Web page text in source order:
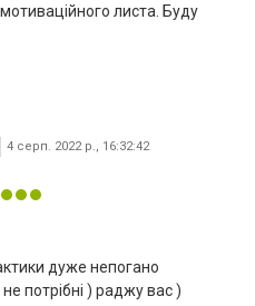
листа. Буду
4 серп. 2022 р., 16:32:42
дуже непогано
потрібні ) раджу вас )